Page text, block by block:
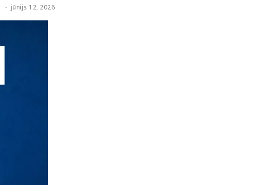
・ jūnijs 12, 2026